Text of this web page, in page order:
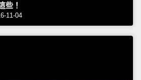
些！
11-04